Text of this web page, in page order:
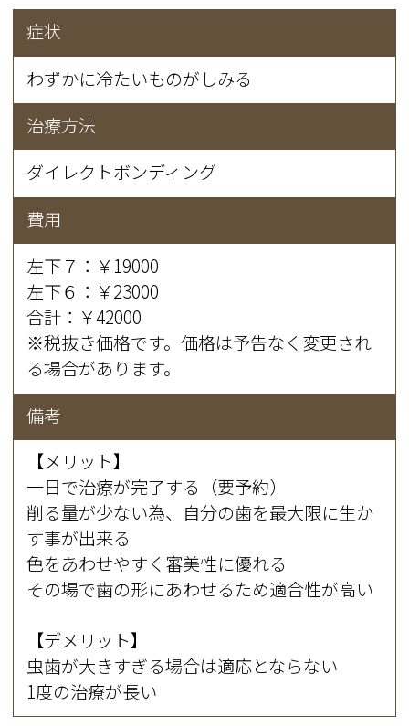
症状
わずかに冷たいものがしみる
治療方法
ダイレクトボンディング
費用
左下７：￥19000
左下６：￥23000
合計：￥42000
※税抜き価格です。価格は予告なく変更され
る場合があります。
備考
【メリット】
一日で治療が完了する（要予約）
削る量が少ない為、自分の歯を最大限に生か
す事が出来る
色をあわせやすく審美性に優れる
その場で歯の形にあわせるため適合性が高い
【デメリット】
虫歯が大きすぎる場合は適応とならない
1度の治療が長い